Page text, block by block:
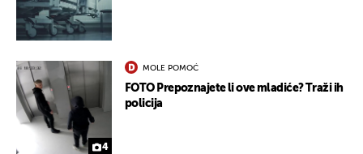
4
MOLE POMOĆ
FOTO Prepoznajete li ove mladiće? Traži ih
policija
UKLJUČITE NOTIFIKACIJE